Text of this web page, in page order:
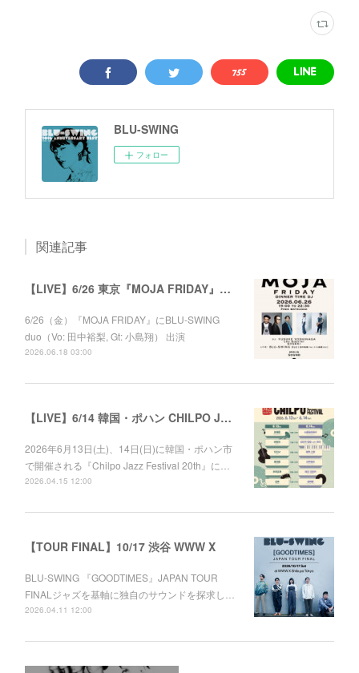
BLU-SWING
フォロー
関連記事
【LIVE】6/26 東京『MOJA FRIDAY』出演
6/26（金）『MOJA FRIDAY』にBLU-SWING
duo（Vo: 田中裕梨, Gt: 小島翔） 出演
2026.06.18 03:00
【LIVE】6/14 韓国・ポハン CHILPO JAZZ FESTIVAL 20th
2026年6月13日(土)、14日(日)に韓国・ポハン市
で開催される『Chilpo Jazz Festival 20th』に…
2026.04.15 12:00
【TOUR FINAL】10/17 渋谷 WWW X
BLU-SWING 『GOODTIMES』JAPAN TOUR
FINALジャズを基軸に独自のサウンドを探求し…
2026.04.11 12:00